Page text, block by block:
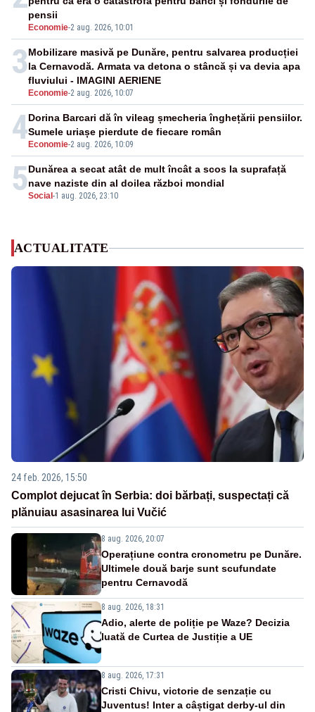
Economie-2 aug. 2026, 10:01
pensii
3
Economie-2 aug. 2026, 10:07
Mobilizare masivă pe Dunăre, pentru salvarea producției
la Cernavodă. Armata va detona o stâncă și va devia apa
fluviului - IMAGINI AERIENE
4 Economie-2 aug. 2026, 10:09
Dorina Barcari dă în vileag șmecheria înghețării pensiilor.
Sumele uriașe pierdute de fiecare român
5Social -1 aug. 2026, 23:10
Dunărea a secat atât de mult încât a scos la suprafață
nave naziste din al doilea război mondial
ACTUALITATE
24 feb. 2026, 15:50
Complot dejucat în Serbia: doi bărbați, suspectați că
plănuiau asasinarea lui Vučić
8 aug. 2026, 20:07
Operațiune contra cronometru pe Dunăre.
Ultimele două barje sunt scufundate
pentru Cernavodă
8 aug. 2026, 18:31
Adio, alerte de poliție pe Waze? Decizia
luată de Curtea de Justiție a UE
8 aug. 2026, 17:31
Cristi Chivu, victorie de senzație cu
Juventus! Inter a câștigat derby-ul din